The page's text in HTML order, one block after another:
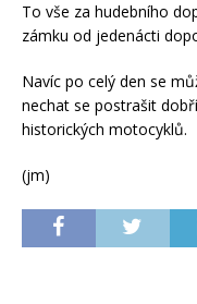
To vše za hudebního
zámku od jedenácti
Navíc po celý den se
nechat se postrašit
historických motocyklů.
(jm)